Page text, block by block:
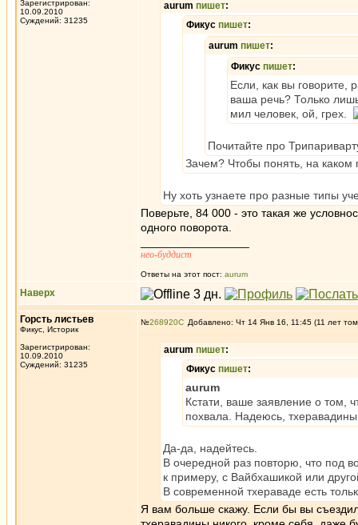
Зарегистрирован:
10.09.2010
Суждений: 31235
aurum пишет:
Фикус пишет:
aurum пишет:
Фикус пишет:
Если, как вы
ваша речь? Только
мил человек, ой, грех.
Почитайте про
Зачем? Чтобы понять, на каком
Ну хоть узнаете про разные типы
Поверьте, 84 000 - это такая же
одного поворота.
нео-буддист
Ответы на этот пост: aurum
Наверх
Горсть листьев
Фикус, Историк
Зарегистрирован:
10.09.2010
Суждений: 31235
№268920 Добавлено: Чт 14 Янв 16, 11:45 (11 лет
aurum пишет:
Фикус пишет:
aurum
Кстати, ваше заявление о том,
похвала. Надеюсь,
Да-да, надейтесь.
В очередной раз повторю, что под
к примеру, с Вайбхашикой или
В современной тхераваде есть
Я вам больше скажу. Если бы вы